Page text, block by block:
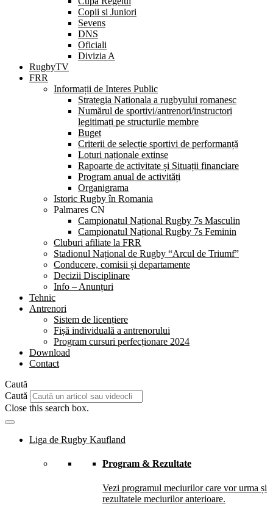
Copii si Juniori
Sevens
DNS
Oficiali
Divizia A
RugbyTV
FRR
Informații de Interes Public
Strategia Nationala a rugbyului romanesc
Numărul de sportivi/antrenori/instructori
legitimați pe structurile membre
Buget
Criterii de selecție sportivi de performanță
Loturi naționale extinse
Rapoarte de activitate și Situații financiare
Program anual de activități
Organigrama
Istoric Rugby în Romania
Palmares CN
Campionatul Național Rugby 7s Masculin
Campionatul Național Rugby 7s Feminin
Cluburi afiliate la FRR
Stadionul Național de Rugby “Arcul de Triumf”
Conducere, comisii și departamente
Decizii Disciplinare
Info – Anunțuri
Tehnic
Antrenori
Sistem de licențiere
Fișă individuală a antrenorului
Program cursuri perfecționare 2024
Download
Contact
Caută
Caută
Close this search box.
Liga de Rugby Kaufland
Program & Rezultate
Vezi programul meciurilor care vor urma și
rezultatele meciurilor anterioare.